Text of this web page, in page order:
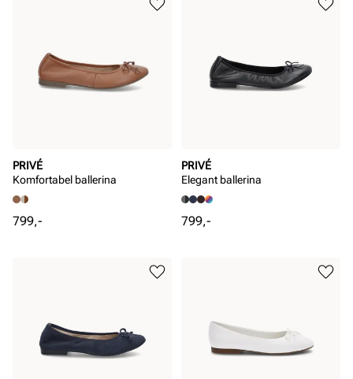
PRIVÉ
Komfortabel ballerina
Pris
799,-
PRIVÉ
Elegant ballerina
Pris
799,-